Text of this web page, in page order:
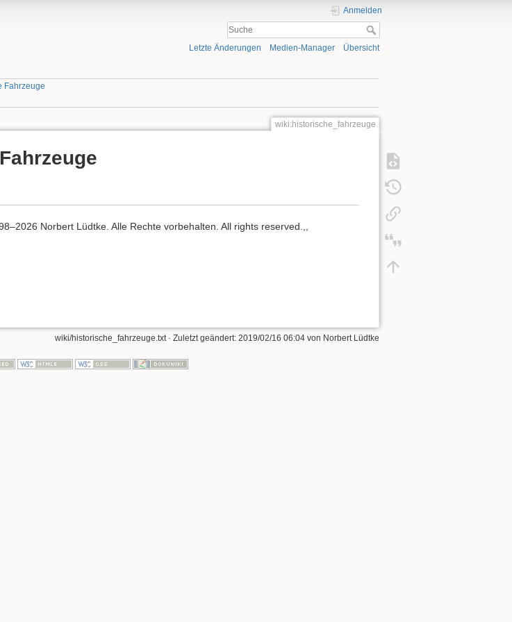
Anmelden
Letzte Änderungen Medien-Manager Übersicht
Fahrzeuge
wiki:historische_fahrzeuge
Norbert Lüdtke. Alle Rechte vorbehalten. All rights reserved.,,
wiki/historische_fahrzeuge.txt· Zuletzt geändert: 2019/02/16 06:04 von Norbert Lüdtke